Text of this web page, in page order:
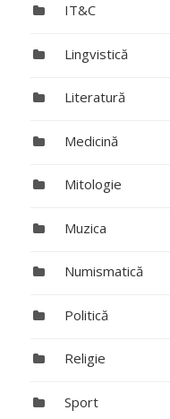
IT&C
Lingvistică
Literatură
Medicină
Mitologie
Muzica
Numismatică
Politică
Religie
Sport